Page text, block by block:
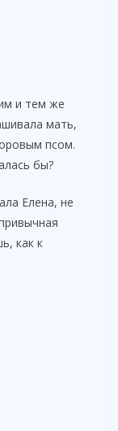
и тем же
мать,
псом.
бы?
Елена, не
как к